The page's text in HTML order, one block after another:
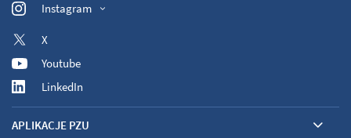
Instagram
X
Youtube
LinkedIn
APLIKACJE PZU